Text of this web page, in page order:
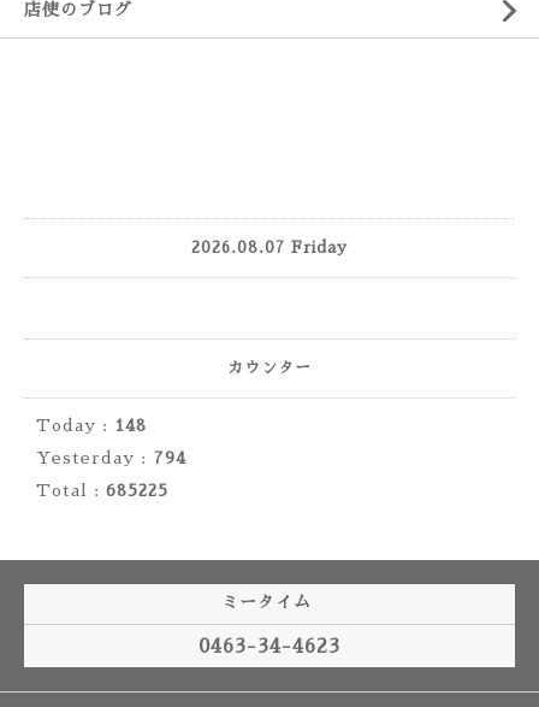
店使のブログ
2026.08.07 Friday
カウンター
Today :
148
Yesterday : 794
Total : 685225
ミータイム
0463-34-4623